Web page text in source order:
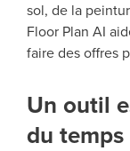
sol, de la
Floor Plan AI
faire des offres
Un outil
du temps